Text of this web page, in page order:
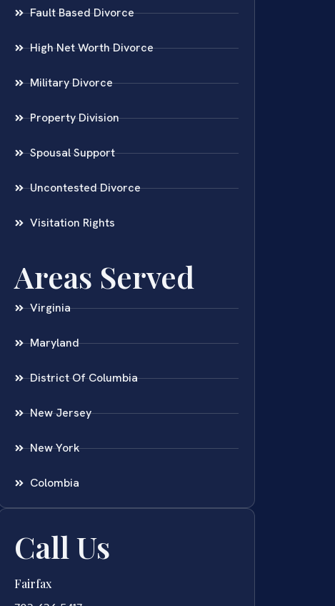
Fault Based Divorce
High Net Worth Divorce
Military Divorce
Property Division
Spousal Support
Uncontested Divorce
Visitation Rights
Areas Served
Virginia
Maryland
District Of Columbia
New Jersey
New York
Colombia
Call Us
Fairfax